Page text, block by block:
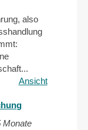
also
Ansicht
Monate